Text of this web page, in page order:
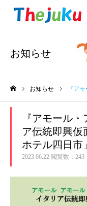
お知らせ
お知らせ 『アモー
『アモール
ア伝統即興仮
ホテル四日市」
2023.06.22 閲覧数：243